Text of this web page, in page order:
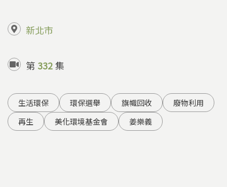
新北市
第 332集
生活環保 環保選舉 旗幟回收
廢物利用
再生
美化環境基金會 姜樂義